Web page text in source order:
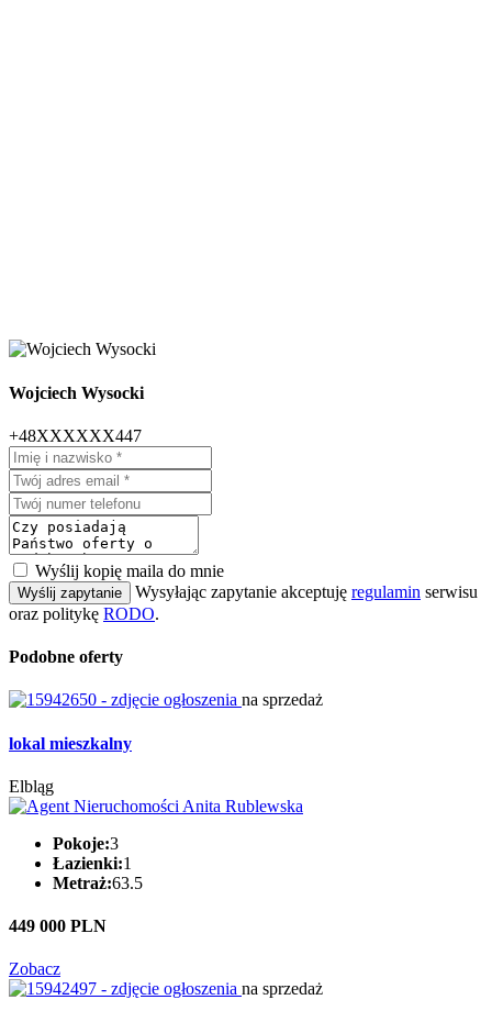
Wojciech Wysocki
+48XXXXXX447
Wyślij kopię maila do mnie
Wyślij zapytanie Wysyłając zapytanie akceptuję regulamin serwisu
oraz politykę RODO.
Podobne oferty
na sprzedaż
lokal mieszkalny
Elbląg
Pokoje:3
Łazienki:1
Metraż:63.5
449 000 PLN
Zobacz
na sprzedaż